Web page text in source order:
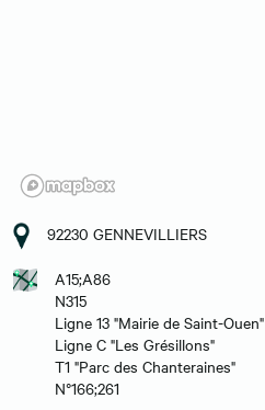
92230 GENNEVILLIERS
A15;A86
N315
Ligne 13 "Mairie de Saint-Ouen"
Ligne C "Les Grésillons"
T1 "Parc des Chanteraines"
N°166;261